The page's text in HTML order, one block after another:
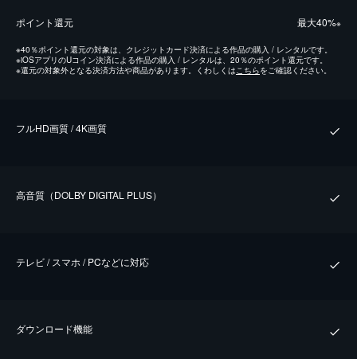
ポイント還元 最⼤40%※
※40％ポイント還元の対象は、クレジットカード決済による作品の購入 / レンタルです。
※iOSアプリのUコイン決済による作品の購入 / レンタルは、20％のポイント還元です。
※還元の対象外となる決済方法や商品があります。くわしくはこちらをご確認ください。
フルHD画質 / 4K画質
⾼⾳質（DOLBY DIGITAL PLUS）
テレビ / スマホ / PCなどに対応
ダウンロード機能